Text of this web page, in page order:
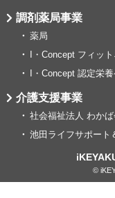
調剤薬局事業
薬局
I・Concept フィッ
I・Concept 認定栄
介護支援事業
社会福祉法人 わかば
池田ライフサポート
©